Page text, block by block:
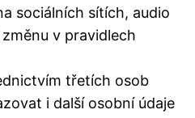
sociálních sítích, audio
v pravidlech
třetích osob
i další osobní údaje